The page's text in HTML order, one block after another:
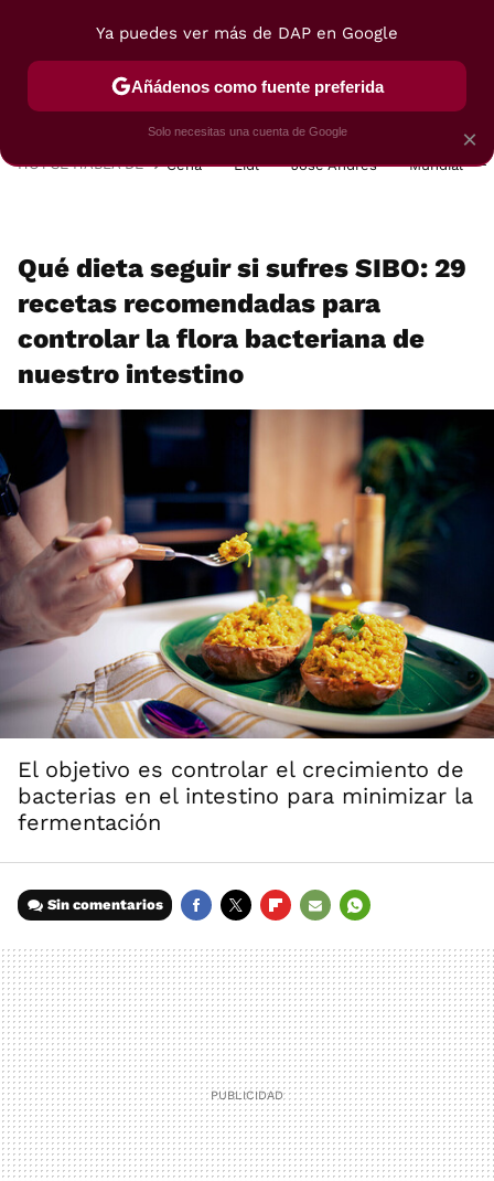
POSTRES VIAJES SELECCIÓN VEGUI
HOY SE HABLA DE Cena Lidl José Andrés Mundial
Qué dieta seguir si sufres SIBO: 29
recetas recomendadas para
controlar la flora bacteriana de
nuestro intestino
El objetivo es controlar el crecimiento de
bacterias en el intestino para minimizar la
fermentación
Sin comentarios
MAIL
×
Ya puedes ver más de DAP en Google
Añádenos como fuente preferida
Solo necesitas una cuenta de Google